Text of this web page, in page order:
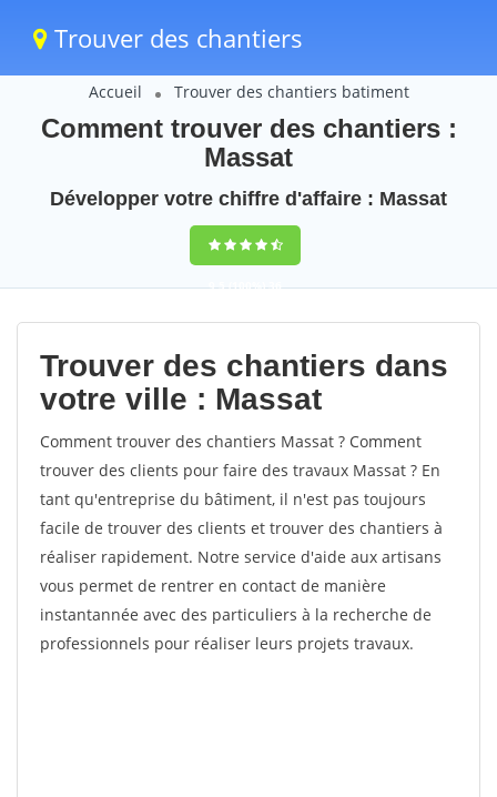
Trouver des chantiers
Accueil Trouver des chantiers batiment
Comment trouver des chantiers :
Massat
Développer votre chiffre d'affaire : Massat
9,5(100%)36
votes
Trouver des chantiers dans
votre ville : Massat
Comment trouver des chantiers Massat ? Comment
trouver des clients pour faire des travaux Massat ? En
tant qu'entreprise du bâtiment, il n'est pas toujours
facile de trouver des clients et trouver des chantiers à
réaliser rapidement. Notre service d'aide aux artisans
vous permet de rentrer en contact de manière
instantannée avec des particuliers à la recherche de
professionnels pour réaliser leurs projets travaux.